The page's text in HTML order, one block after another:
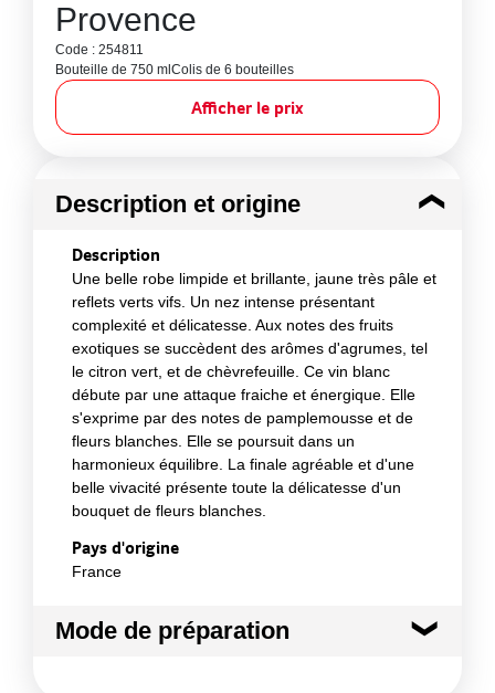
Provence
Code : 254811
Bouteille de 750 ml Colis de 6 bouteilles
Afficher le prix
Description et origine
Description
Une belle robe limpide et brillante, jaune très pâle et
reflets verts vifs. Un nez intense présentant
complexité et délicatesse. Aux notes des fruits
exotiques se succèdent des arômes d'agrumes, tel
le citron vert, et de chèvrefeuille. Ce vin blanc
débute par une attaque fraiche et énergique. Elle
s'exprime par des notes de pamplemousse et de
fleurs blanches. Elle se poursuit dans un
harmonieux équilibre. La finale agréable et d'une
belle vivacité présente toute la délicatesse d'un
bouquet de fleurs blanches.
Pays d'origine
France
Mode de préparation